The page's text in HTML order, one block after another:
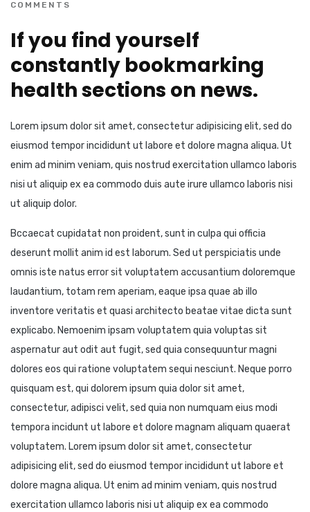
COMMENTS
If you find yourself
constantly bookmarking
health sections on news.
Lorem ipsum dolor sit amet, consectetur adipisicing elit, sed do
eiusmod tempor incididunt ut labore et dolore magna aliqua. Ut
enim ad minim veniam, quis nostrud exercitation ullamco laboris
nisi ut aliquip ex ea commodo duis aute irure ullamco laboris nisi
ut aliquip dolor.
Bccaecat cupidatat non proident, sunt in culpa qui officia
deserunt mollit anim id est laborum. Sed ut perspiciatis unde
omnis iste natus error sit voluptatem accusantium doloremque
laudantium, totam rem aperiam, eaque ipsa quae ab illo
inventore veritatis et quasi architecto beatae vitae dicta sunt
explicabo. Nemoenim ipsam voluptatem quia voluptas sit
aspernatur aut odit aut fugit, sed quia consequuntur magni
dolores eos qui ratione voluptatem sequi nesciunt. Neque porro
quisquam est, qui dolorem ipsum quia dolor sit amet,
consectetur, adipisci velit, sed quia non numquam eius modi
tempora incidunt ut labore et dolore magnam aliquam quaerat
voluptatem. Lorem ipsum dolor sit amet, consectetur
adipisicing elit, sed do eiusmod tempor incididunt ut labore et
dolore magna aliqua. Ut enim ad minim veniam, quis nostrud
exercitation ullamco laboris nisi ut aliquip ex ea commodo